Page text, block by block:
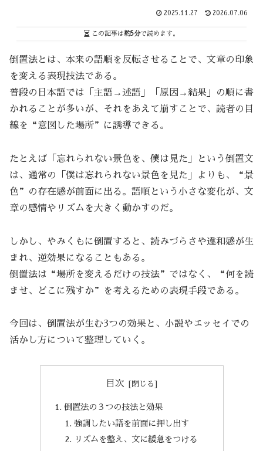
2025.11.27 2026.07.06
この記事は約5分で読めます。
倒置法とは、本来の語順を反転させることで、文章の印象
を変える表現技法である。
普段の日本語では「主語→述語」「原因→結果」の順に書
かれることが多いが、それをあえて崩すことで、読者の目
線を“意図した場所”に誘導できる。
たとえば「忘れられない景色を、僕は見た」という倒置文
は、通常の「僕は忘れられない景色を見た」よりも、“景
色”の存在感が前面に出る。語順という小さな変化が、文
章の感情やリズムを大きく動かすのだ。
しかし、やみくもに倒置すると、読みづらさや違和感が生
まれ、逆効果になることもある。
倒置法は“場所を変えるだけの技法”ではなく、“何を読
ませ、どこに残すか”を考えるための表現手段である。
今回は、倒置法が生む3つの効果と、小説やエッセイでの
活かし方について整理していく。
目次
倒置法の３つの技法と効果
強調したい語を前面に押し出す
リズムを整え、文に緩急をつける